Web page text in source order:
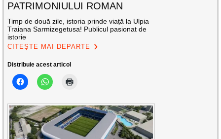
PATRIMONIULUI ROMAN
Timp de două zile, istoria prinde viață la Ulpia
Traiana Sarmizegetusa! Publicul pasionat de
istorie
CITEȘTE MAI DEPARTE
Distribuie acest articol